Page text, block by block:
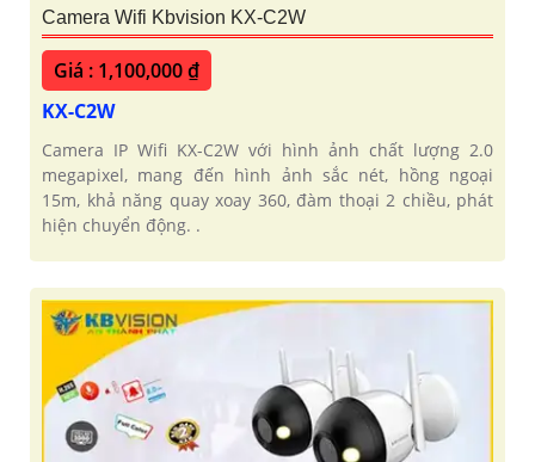
Camera Wifi Kbvision KX-C2W
Giá : 1,100,000 ₫
KX-C2W
Camera IP Wifi KX-C2W với hình ảnh chất lượng 2.0
megapixel, mang đến hình ảnh sắc nét, hồng ngoại
15m, khả năng quay xoay 360, đàm thoại 2 chiều, phát
hiện chuyển động. .